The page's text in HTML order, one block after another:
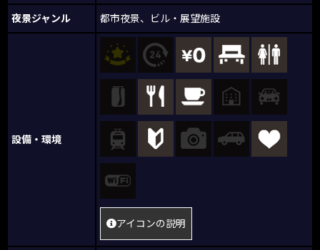
夜景ジャンル 都市夜景、 ビル・展望施設
設備・環境
アイコンの説明